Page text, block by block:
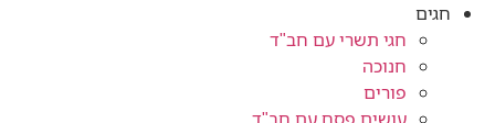
חגים
חגי תשרי עם חב"ד
חנוכה
פורים